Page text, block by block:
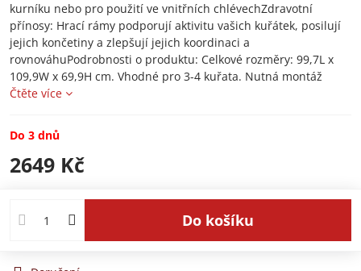
kurníku nebo pro použití ve vnitřních chlévechZdravotní
přínosy: Hrací rámy podporují aktivitu vašich kuřátek, posilují
jejich končetiny a zlepšují jejich koordinaci a
rovnováhuPodrobnosti o produktu: Celkové rozměry: 99,7L x
109,9W x 69,9H cm. Vhodné pro 3-4 kuřata. Nutná montáž
Čtěte více
Do 3 dnů
2649 Kč
Do košíku